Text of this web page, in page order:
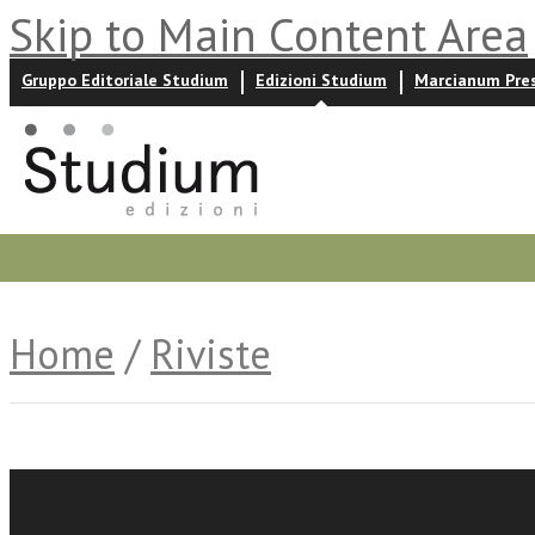
Skip to Main Content Area
Gruppo Editoriale Studium Edizioni Studium Marcianum
Home / Riviste